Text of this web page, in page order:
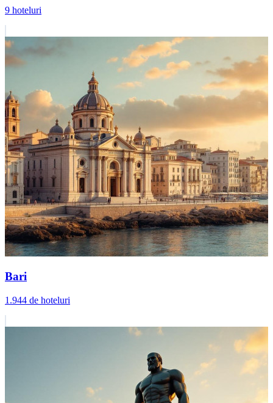
9 hoteluri
Bari
1.944 de hoteluri